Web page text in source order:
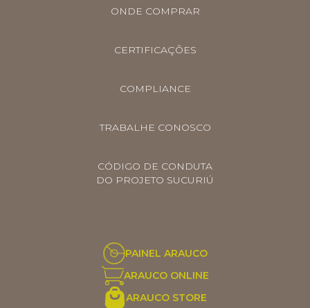
ONDE COMPRAR
CERTIFICAÇÕES
COMPLIANCE
TRABALHE CONOSCO
CÓDIGO DE CONDUTA
DO PROJETO SUCURIÚ
PAINEL ARAUCO
ARAUCO ONLINE
ARAUCO STORE